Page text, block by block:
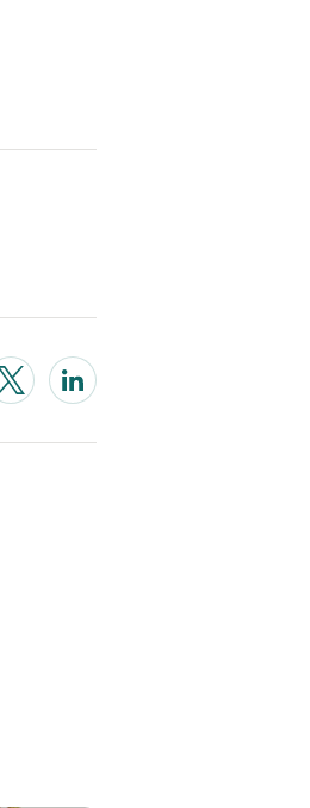
in a new window
Opens in a new window
Opens in a new window